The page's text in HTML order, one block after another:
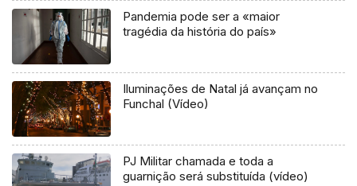
Pandemia pode ser a «maior
tragédia da história do país»
Iluminações de Natal já avançam no
Funchal (Vídeo)
PJ Militar chamada e toda a
guarnição será substituída (vídeo)